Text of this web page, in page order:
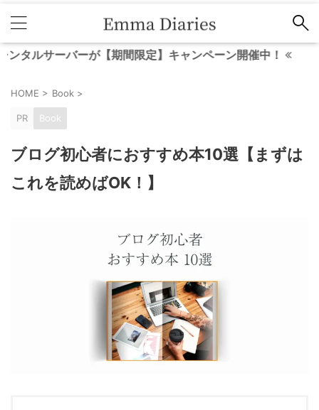
バーが【期間限定】キャンペーン開催中！
HOME > Book >
PR Book
ブログ初心者におすすめ本10選【まずは
これを読めばOK！】